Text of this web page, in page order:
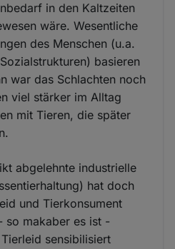
in den Kaltzeiten
wäre. Wesentliche
des Menschen (u.a.
basieren
war das Schlachten noch
viel stärker im Alltag
mit Tieren, die später
abgelehnte industrielle
hat doch
und Tierkonsument
so makaber es ist -
sensibilisiert